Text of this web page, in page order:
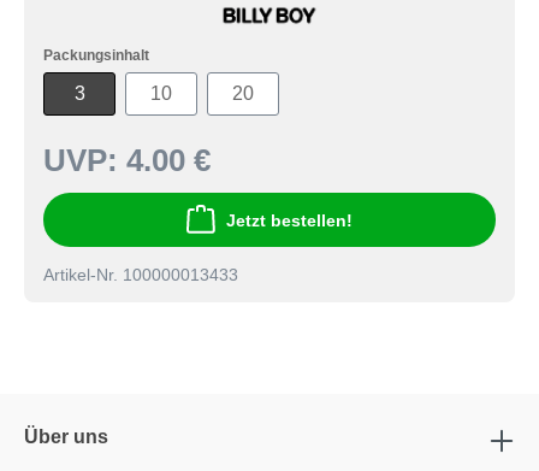
Packungsinhalt
3 10 20
UVP: 4.00 €
Jetzt bestellen!
Artikel-Nr. 100000013433
Über uns